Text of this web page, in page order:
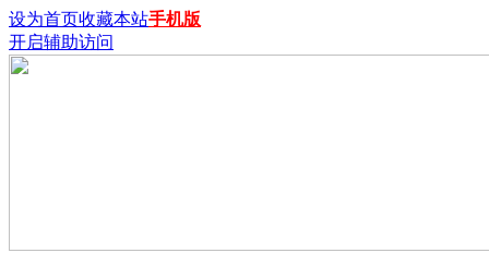
设为首页收藏本站手机版
开启辅助访问